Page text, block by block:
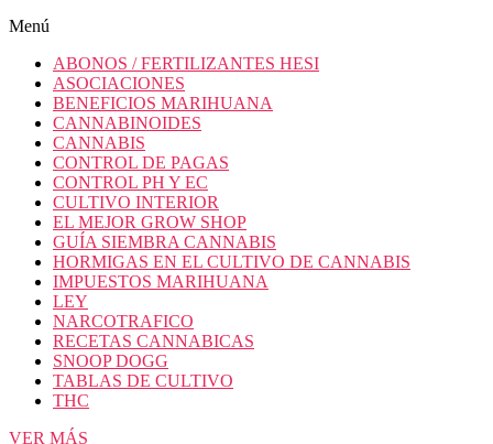
Menú
ABONOS / FERTILIZANTES HESI
ASOCIACIONES
BENEFICIOS MARIHUANA
CANNABINOIDES
CANNABIS
CONTROL DE PAGAS
CONTROL PH Y EC
CULTIVO INTERIOR
EL MEJOR GROW SHOP
GUÍA SIEMBRA CANNABIS
HORMIGAS EN EL CULTIVO DE CANNABIS
IMPUESTOS MARIHUANA
LEY
NARCOTRAFICO
RECETAS CANNABICAS
SNOOP DOGG
TABLAS DE CULTIVO
THC
VER MÁS